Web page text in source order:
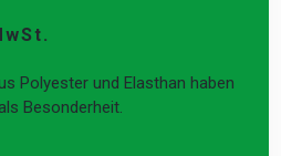
Polyester und Elasthan haben
Besonderheit.